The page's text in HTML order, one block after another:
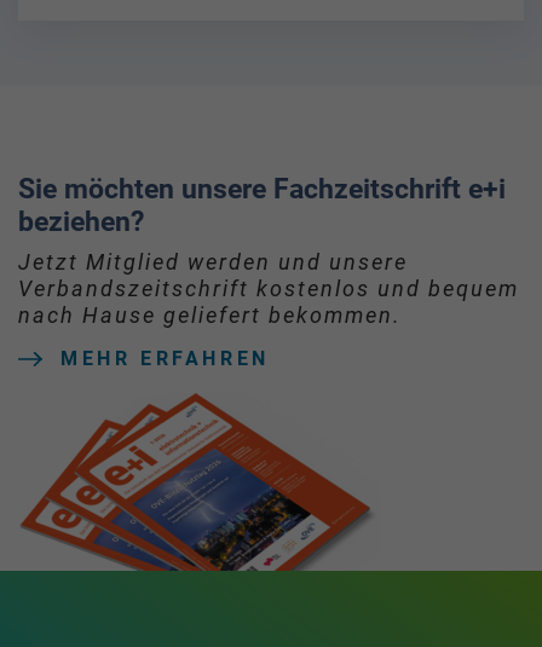
Sie möchten unsere Fachzeitschrift e+i
beziehen?
Jetzt Mitglied werden und unsere
Verbandszeitschrift kostenlos und bequem
nach Hause geliefert bekommen.
MEHR ERFAHREN